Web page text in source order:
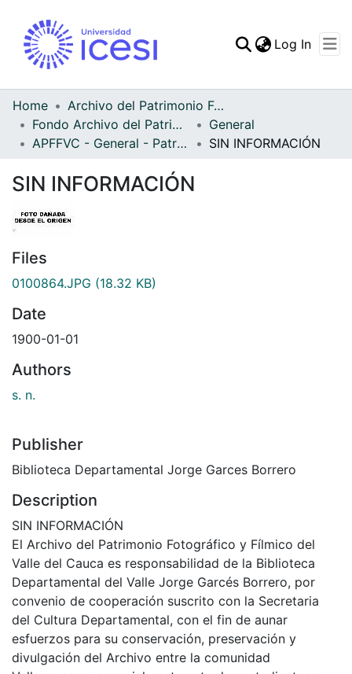
Statistics
Log In
Home
Archivo del Patrimonio Fotográfico y Fílmico del Valle del Cauca
Fondo Archivo del Patrimonio Fotográfico y Fílmico del Valle del Cauca
General
APFFVC - General - Patrimonial
SIN INFORMACIÓN
SIN INFORMACIÓN
Files
0100864.JPG (18.32 KB)
Date
1900-01-01
Authors
s. n.
Publisher
Biblioteca Departamental Jorge Garces Borrero
Description
SIN INFORMACIÓN
El Archivo del Patrimonio Fotográfico y Fílmico del
Valle del Cauca es responsabilidad de la Biblioteca
Departamental del Valle Jorge Garcés Borrero, por
convenio de cooperación suscrito con la Secretaria
del Cultura Departamental, con el fin de aunar
esfuerzos para su conservación, preservación y
divulgación del Archivo entre la comunidad